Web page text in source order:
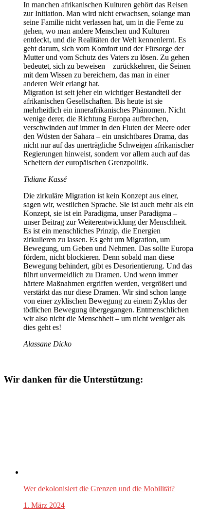
In manchen afrikanischen Kulturen gehört das Reisen
zur Initiation. Man wird nicht erwachsen, solange man
seine Familie nicht verlassen hat, um in die Ferne zu
gehen, wo man andere Menschen und Kulturen
entdeckt, und die Realitäten der Welt kennenlernt. Es
geht darum, sich vom Komfort und der Fürsorge der
Mutter und vom Schutz des Vaters zu lösen. Zu gehen
bedeutet, sich zu beweisen – zurückkehren, die Seinen
mit dem Wissen zu bereichern, das man in einer
anderen Welt erlangt hat.
Migration ist seit jeher ein wichtiger Bestandteil der
afrikanischen Gesellschaften. Bis heute ist sie
mehrheitlich ein innerafrikanisches Phänomen. Nicht
wenige derer, die Richtung Europa aufbrechen,
verschwinden auf immer in den Fluten der Meere oder
den Wüsten der Sahara – ein unsichtbares Drama, das
nicht nur auf das unerträgliche Schweigen afrikanischer
Regierungen hinweist, sondern vor allem auch auf das
Scheitern der europäischen Grenzpolitik.
Tidiane Kassé
Die zirkuläre Migration ist kein Konzept aus einer,
sagen wir, westlichen Sprache. Sie ist auch mehr als ein
Konzept, sie ist ein Paradigma, unser Paradigma –
unser Beitrag zur Weiterentwicklung der Menschheit.
Es ist ein menschliches Prinzip, die Energien
zirkulieren zu lassen. Es geht um Migration, um
Bewegung, um Geben und Nehmen. Das sollte Europa
fördern, nicht blockieren. Denn sobald man diese
Bewegung behindert, gibt es Desorientierung. Und das
führt unvermeidlich zu Dramen. Und wenn immer
härtere Maßnahmen ergriffen werden, vergrößert und
verstärkt das nur diese Dramen. Wir sind schon lange
von einer zyklischen Bewegung zu einem Zyklus der
tödlichen Bewegung übergegangen. Entmenschlichen
wir also nicht die Menschheit – um nicht weniger als
dies geht es!
Alassane Dicko
Wir danken für die Unterstützung:
Wer dekolonisiert die Grenzen und die Mobilität?
1. März 2024